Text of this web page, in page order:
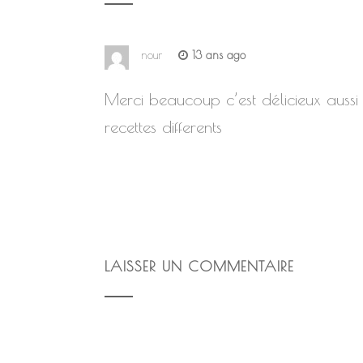
nour 13 ans ago
Merci beaucoup c’est délicieux
recettes differents
LAISSER UN COMMENTAIRE